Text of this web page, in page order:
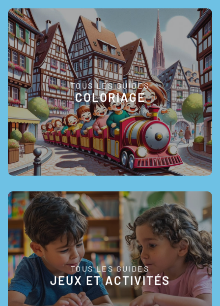
TOUS LES GUIDES
COLORIAGE
EN SAVOIR +
TOUS LES GUIDES
JEUX ET ACTIVITÉS
EN SAVOIR +